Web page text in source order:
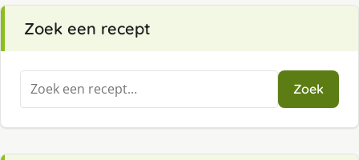
Zoek een recept
Zoeken
naar:
Zoek